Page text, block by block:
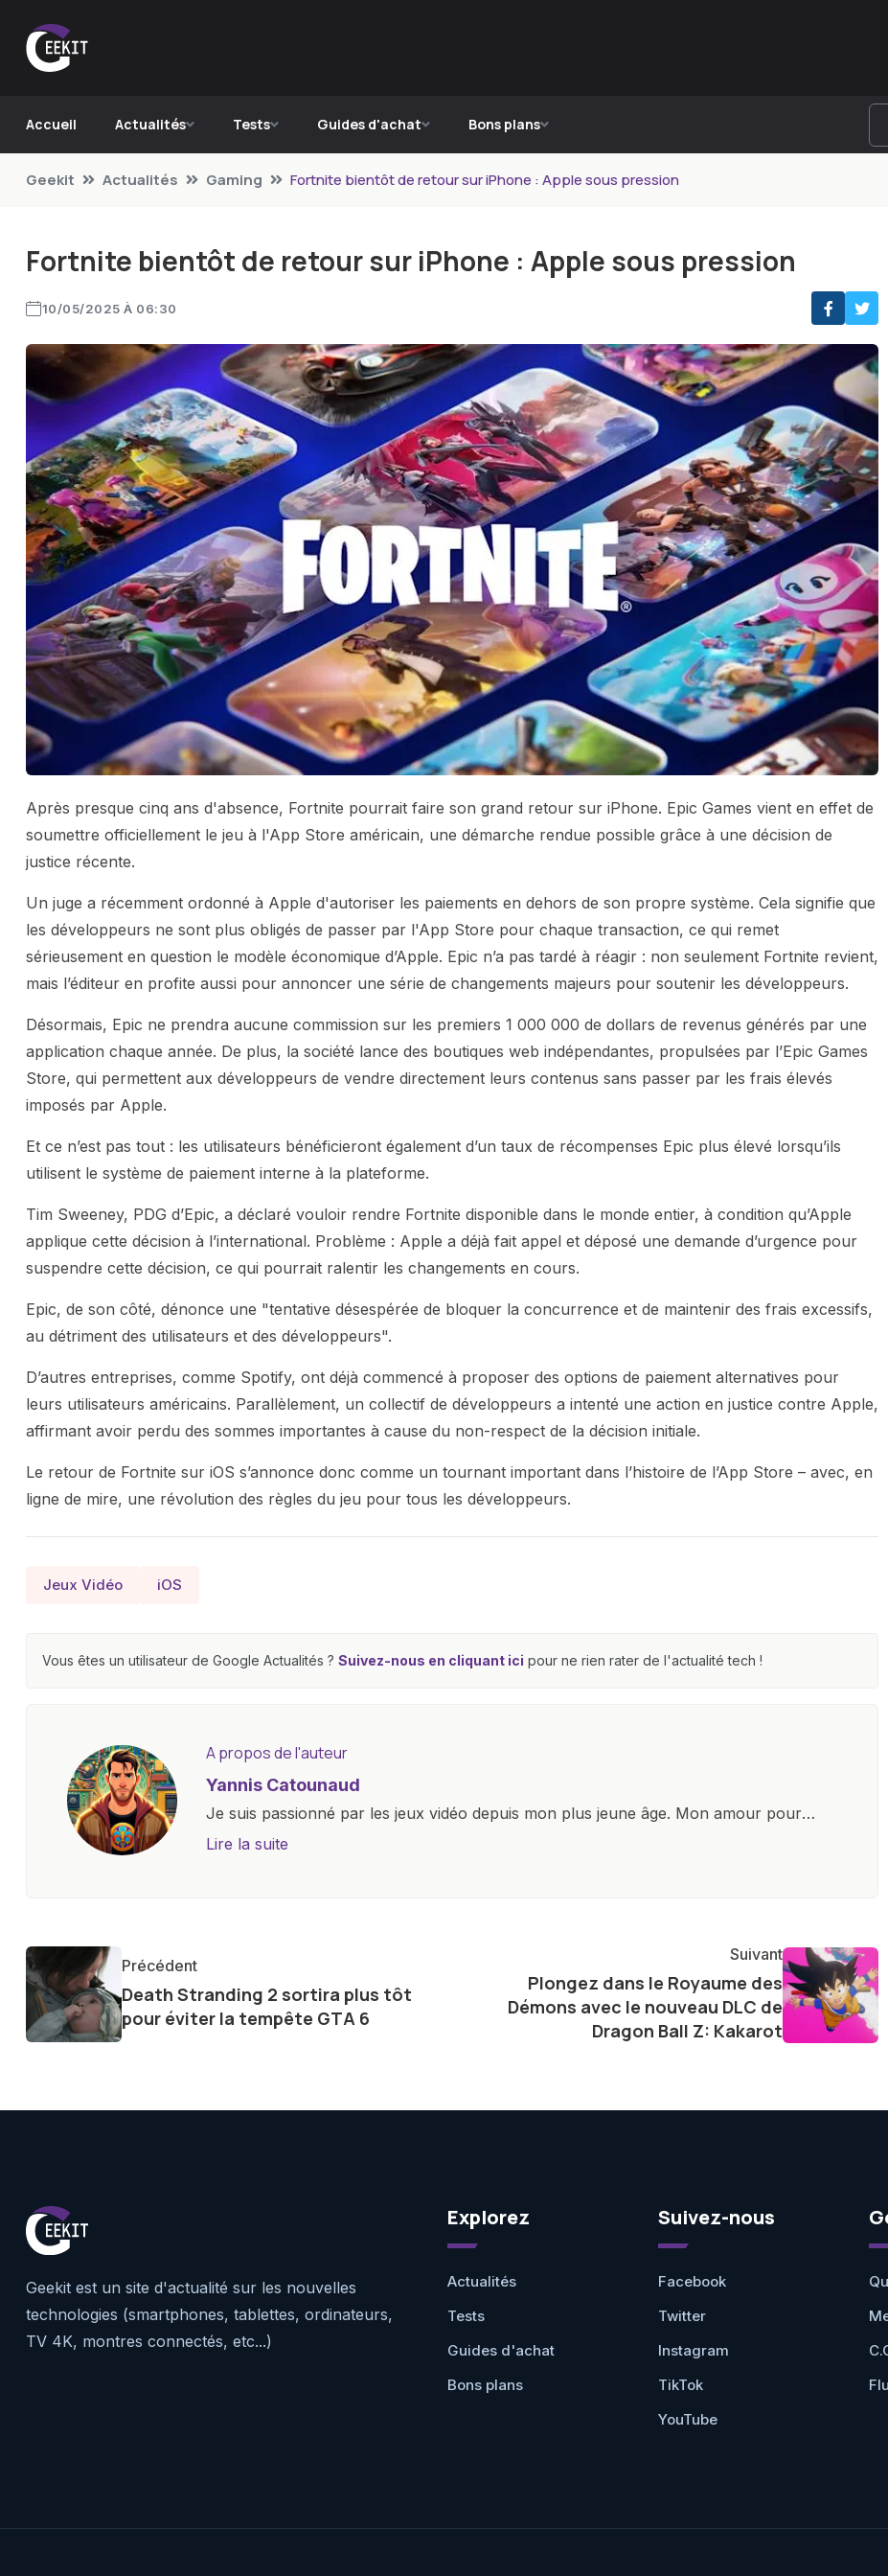
Accueil Actualités Tests Guides d'achat Bons plans
Geekit Actualités Gaming Fortnite bientôt de retour sur iPhone : Apple sous pression
Fortnite bientôt de retour sur iPhone : Apple sous pression
10/05/2025 À 06:30
Après presque cinq ans d'absence, Fortnite pourrait faire son grand retour sur iPhone. Epic Games vient en effet de
soumettre officiellement le jeu à l'App Store américain, une démarche rendue possible grâce à une décision de
justice récente.
Un juge a récemment ordonné à Apple d'autoriser les paiements en dehors de son propre système. Cela signifie que
les développeurs ne sont plus obligés de passer par l'App Store pour chaque transaction, ce qui remet
sérieusement en question le modèle économique d’Apple. Epic n’a pas tardé à réagir : non seulement Fortnite revient,
mais l’éditeur en profite aussi pour annoncer une série de changements majeurs pour soutenir les développeurs.
Désormais, Epic ne prendra aucune commission sur les premiers 1 000 000 de dollars de revenus générés par une
application chaque année. De plus, la société lance des boutiques web indépendantes, propulsées par l’Epic Games
Store, qui permettent aux développeurs de vendre directement leurs contenus sans passer par les frais élevés
imposés par Apple.
Et ce n’est pas tout : les utilisateurs bénéficieront également d’un taux de récompenses Epic plus élevé lorsqu’ils
utilisent le système de paiement interne à la plateforme.
Tim Sweeney, PDG d’Epic, a déclaré vouloir rendre Fortnite disponible dans le monde entier, à condition qu’Apple
applique cette décision à l’international. Problème : Apple a déjà fait appel et déposé une demande d’urgence pour
suspendre cette décision, ce qui pourrait ralentir les changements en cours.
Epic, de son côté, dénonce une "tentative désespérée de bloquer la concurrence et de maintenir des frais excessifs,
au détriment des utilisateurs et des développeurs".
D’autres entreprises, comme Spotify, ont déjà commencé à proposer des options de paiement alternatives pour
leurs utilisateurs américains. Parallèlement, un collectif de développeurs a intenté une action en justice contre Apple,
affirmant avoir perdu des sommes importantes à cause du non-respect de la décision initiale.
Le retour de Fortnite sur iOS s’annonce donc comme un tournant important dans l’histoire de l’App Store – avec, en
ligne de mire, une révolution des règles du jeu pour tous les développeurs.
Jeux Vidéo iOS
Vous êtes un utilisateur de Google Actualités ? Suivez-nous en cliquant ici pour ne rien rater de l'actualité tech !
A propos de l'auteur
Yannis Catounaud
Je suis passionné par les jeux vidéo depuis mon plus jeune âge. Mon amour pour
l'univers numérique m'a conduit à explorer constamment les dernières avancées dans
communauté en ligne. Mon engagement envers l'exploration constante des frontières
de la technologie me permet de présenter aux lecteurs un aperçu captivant de ce que
le futur numérique nous réserve.
Lire la suite
Précédent
Death Stranding 2 sortira plus tôt
pour éviter la tempête GTA 6
Suivant
Plongez dans le Royaume des
Démons avec le nouveau DLC de
Dragon Ball Z: Kakarot
Geekit est un site d'actualité sur les nouvelles
technologies (smartphones, tablettes, ordinateurs,
TV 4K, montres connectés, etc...)
Explorez
Actualités
Tests
Guides d'achat
Bons plans
Suivez-nous
Facebook
Twitter
Instagram
TikTok
YouTube